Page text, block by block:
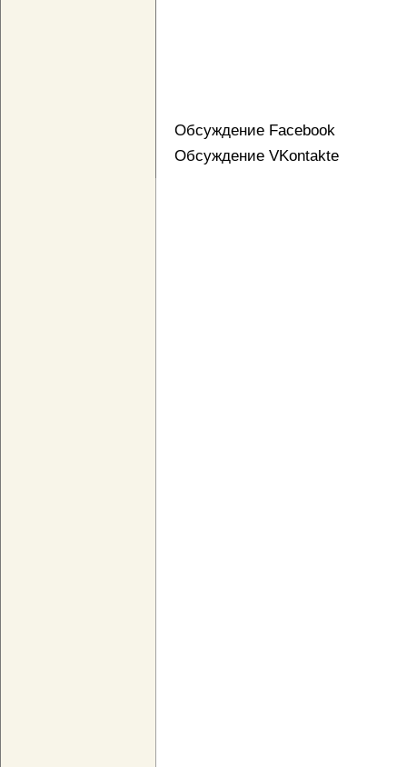
Обсуждение Facebook
Обсуждение VKontakte